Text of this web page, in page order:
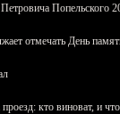
Попельского
отмечать День
кто виноват, и что